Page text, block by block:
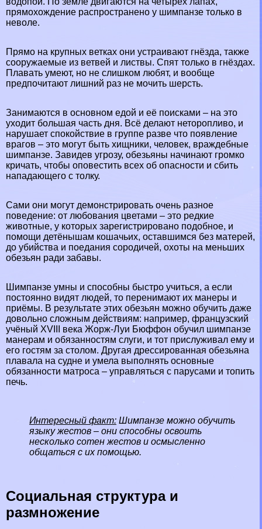
прямохождение распространено у шимпанзе только в
неволе.
Прямо на крупных ветках они устраивают гнёзда, также
сооружаемые из ветвей и листвы. Спят только в гнёздах.
Плавать умеют, но не слишком любят, и вообще
предпочитают лишний раз не мочить шерсть.
Занимаются в основном едой и её поисками – на это
уходит большая часть дня. Всё делают неторопливо, и
нарушает спокойствие в группе разве что появление
врагов – это могут быть хищники, человек, враждебные
шимпанзе. Завидев угрозу, обезьяны начинают громко
кричать, чтобы оповестить всех об опасности и сбить
нападающего с толку.
Сами они могут демонстрировать очень разное
поведение: от любования цветами – это редкие
животные, у которых зарегистрировано подобное, и
помощи детёнышам кошачьих, оставшимся без матерей,
до убийства и поедания сородичей, охоты на меньших
обезьян ради забавы.
Шимпанзе умны и способны быстро учиться, а если
постоянно видят людей, то перенимают их манеры и
приёмы. В результате этих обезьян можно обучить даже
довольно сложным действиям: например, французский
учёный XVIII века Жорж-Луи Бюффон обучил шимпанзе
манерам и обязанностям слуги, и тот прислуживал ему и
его гостям за столом. Другая дрессированная обезьяна
плавала на судне и умела выполнять основные
обязанности матроса – управляться с парусами и топить
печь.
Интересный факт: Шимпанзе можно обучить
языку жестов – они способны освоить
несколько сотен жестов и осмысленно
общаться с их помощью.
Социальная структура и
размножение